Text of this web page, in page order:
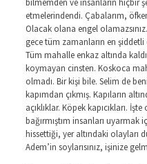
bilmemden ve insanların hiçbir
etmelerindendi. Çabalarım,
Olacak olana engel
gece tüm zamanların en şiddetli
Tüm mahalle enkaz altında
koymayan cinsten. Koskoca
olmadı. Bir kişi bile. Selim de
kapımdan çıkmış. Kapıların
açıklıklar. Köpek kapıcıkları.
bağırmıştım insanları
hissettiği, yer altındaki olayları
Adem’in soylarısınız, işinize